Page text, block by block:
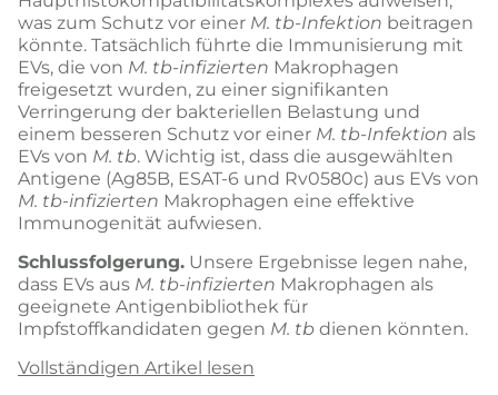
was zum Schutz vor einer M. tb-Infektion beitragen
könnte. Tatsächlich führte die Immunisierung mit
EVs, die von M. tb-infizierten Makrophagen
freigesetzt wurden, zu einer signifikanten
Verringerung der bakteriellen Belastung und
einem besseren Schutz vor einer M. tb-Infektion als
EVs von M. tb. Wichtig ist, dass die ausgewählten
Antigene (Ag85B, ESAT-6 und Rv0580c) aus EVs von
M. tb-infizierten Makrophagen eine effektive
Immunogenität aufwiesen.
Schlussfolgerung. Unsere Ergebnisse legen nahe,
dass EVs aus M. tb-infizierten Makrophagen als
geeignete Antigenbibliothek für
Impfstoffkandidaten gegen M. tb dienen könnten.
Vollständigen Artikel lesen